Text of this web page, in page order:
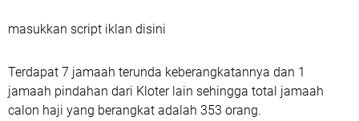
masukkan script iklan disini
Terdapat 7 jamaah terunda keberangkatannya dan 1
jamaah pindahan dari Kloter lain sehingga total jamaah
calon haji yang berangkat adalah 353 orang.